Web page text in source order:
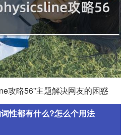
攻略56”主题解决网友的困惑
性都有什么?怎么个用法